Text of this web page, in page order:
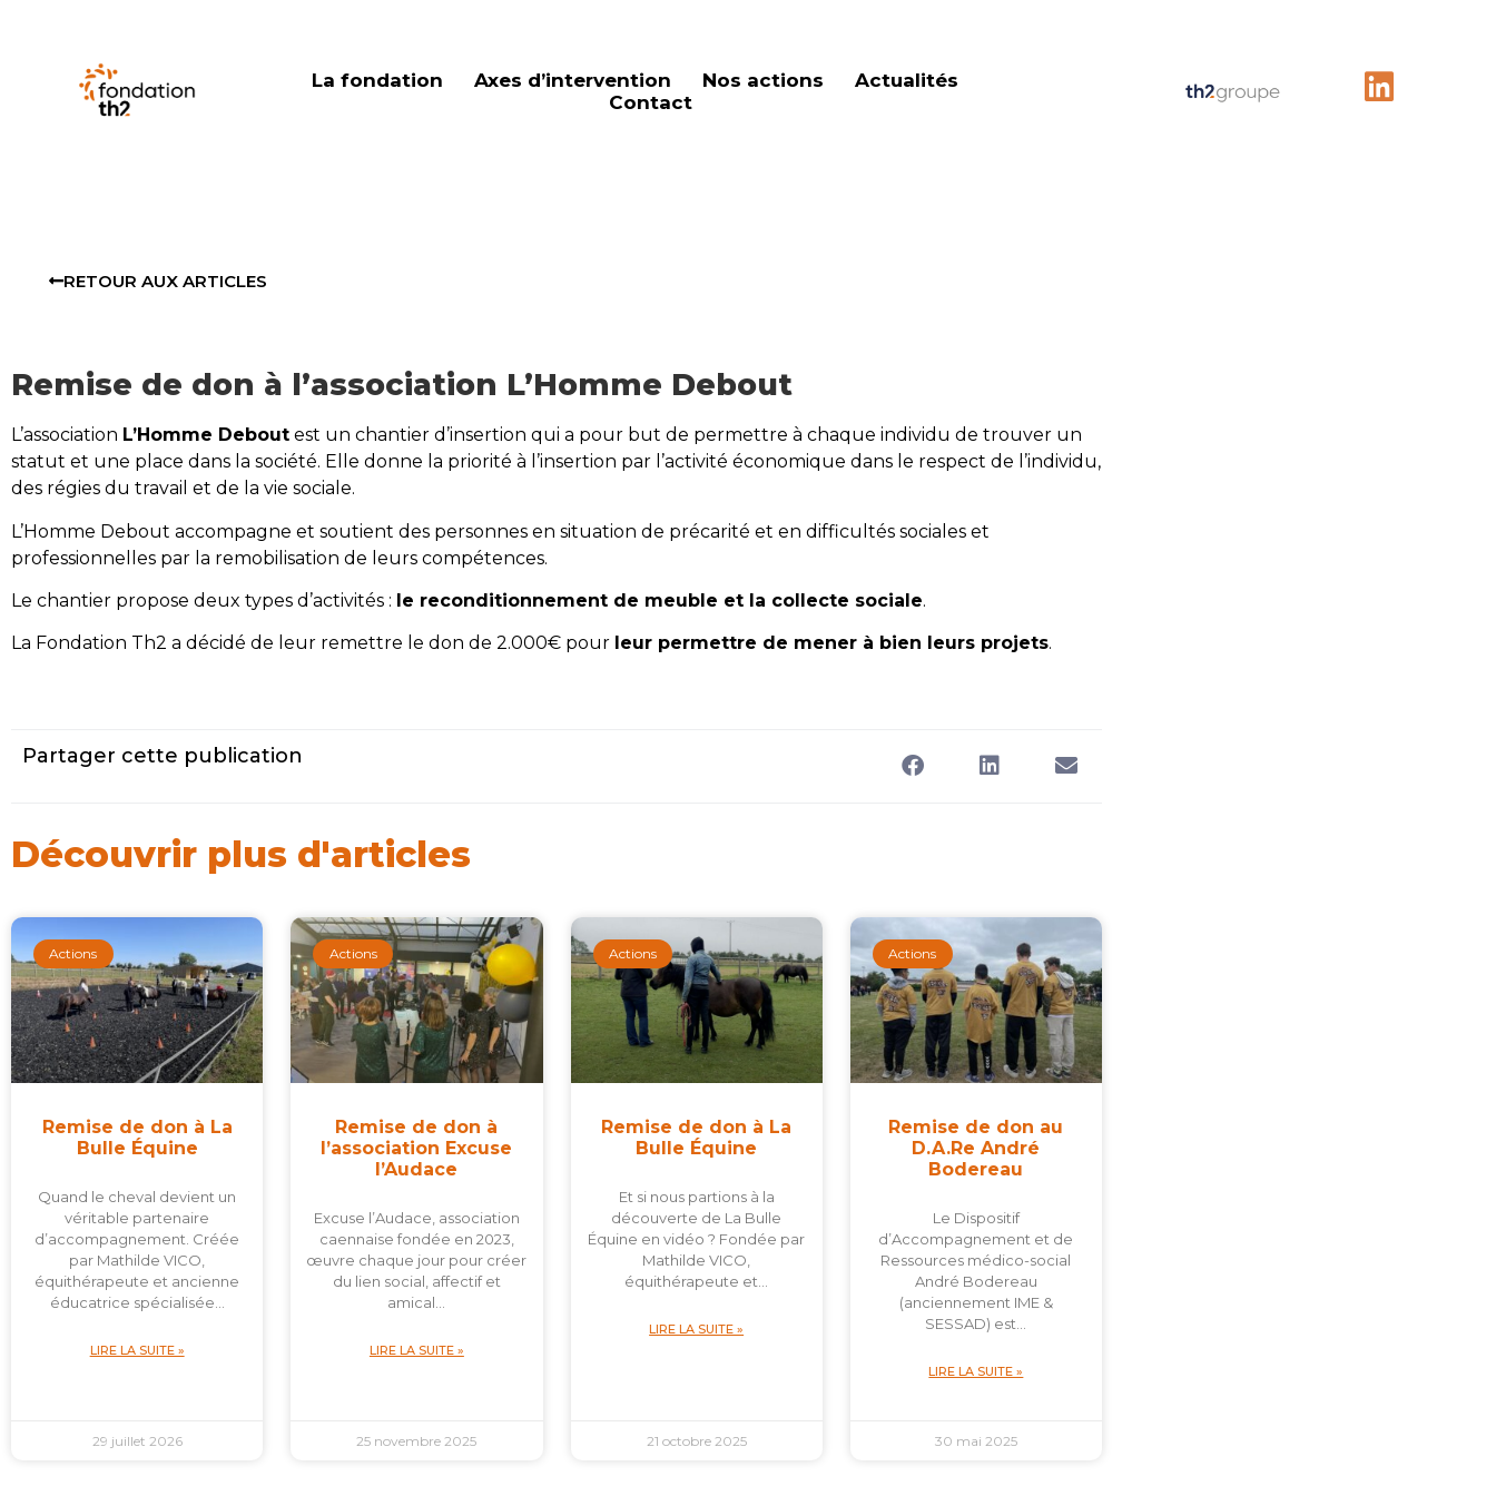
La fondation Axes d’intervention Nos actions
Actualités
Contact
RETOUR AUX ARTICLES
Remise de don à l’association L’Homme Debout
L’association L’Homme Debout est un chantier d’insertion qui a pour but de permettre à chaque individu de trouver un
statut et une place dans la société. Elle donne la priorité à l’insertion par l’activité économique dans le respect de l’individu,
des régies du travail et de la vie sociale.
L’Homme Debout accompagne et soutient des personnes en situation de précarité et en difficultés sociales et
professionnelles par la remobilisation de leurs compétences.
Le chantier propose deux types d’activités : le reconditionnement de meuble et la collecte sociale.
La Fondation Th2 a décidé de leur remettre le don de 2.000€ pour leur permettre de mener à bien leurs projets.
Partager cette publication
Découvrir plus d'articles
Actions
Remise de don à La
Bulle Équine
Quand le cheval devient un
véritable partenaire
d’accompagnement. Créée
par Mathilde VICO,
équithérapeute et ancienne
éducatrice spécialisée…
LIRE LA SUITE »
29 juillet 2026
Actions
Remise de don à
l’association Excuse
l’Audace
Excuse l’Audace, association
caennaise fondée en 2023,
œuvre chaque jour pour créer
du lien social, affectif et
amical…
LIRE LA SUITE »
25 novembre 2025
Actions
Remise de don à La
Bulle Équine
Et si nous partions à la
découverte de La Bulle
Équine en vidéo ? Fondée par
Mathilde VICO,
équithérapeute et…
LIRE LA SUITE »
21 octobre 2025
Actions
Remise de don au
D.A.Re André
Bodereau
Le Dispositif
d’Accompagnement et de
Ressources médico-social
André Bodereau
(anciennement IME &
SESSAD) est…
LIRE LA SUITE »
30 mai 2025